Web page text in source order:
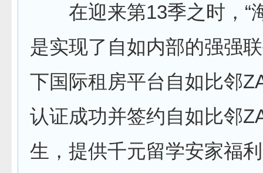
在迎来第13季之时，“
是实现了自如内部的强强
下国际租房平台自如比邻
认证成功并签约自如比邻
生，提供千元留学安家福